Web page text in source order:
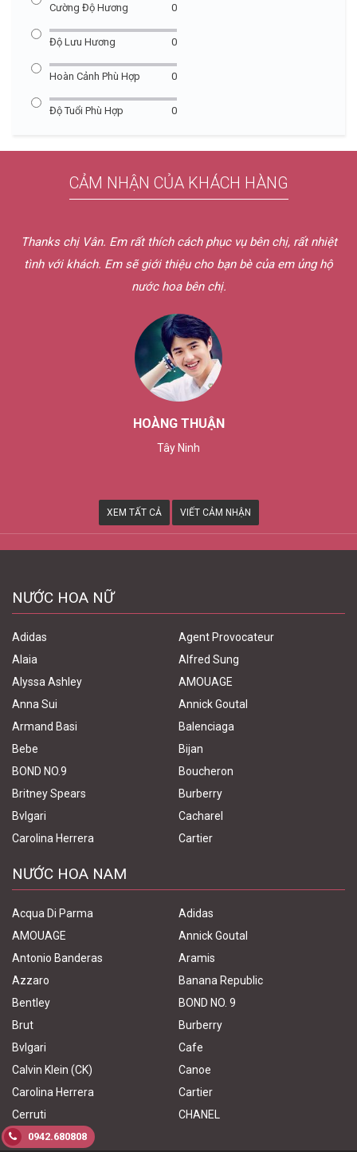
Cường Độ Hương 0
Độ Lưu Hương 0
Hoàn Cảnh Phù Hợp 0
Độ Tuổi Phù Hợp 0
CẢM NHẬN CỦA KHÁCH HÀNG
Thanks chị Vân. Em rất thích cách phục vụ bên chị, rất nhiệt
tình với khách. Em sẽ giới thiệu cho bạn bè của em ủng hộ
nước hoa bên chị.
HOÀNG THUẬN
Tây Ninh
XEM TẤT CẢ VIẾT CẢM NHẬN
NƯỚC HOA NỮ
Adidas
Agent Provocateur
Alaia
Alfred Sung
Alyssa Ashley
AMOUAGE
Anna Sui
Annick Goutal
Armand Basi
Balenciaga
Bebe
Bijan
BOND NO.9
Boucheron
Britney Spears
Burberry
Bvlgari
Cacharel
Carolina Herrera
Cartier
NƯỚC HOA NAM
Acqua Di Parma
Adidas
AMOUAGE
Annick Goutal
Antonio Banderas
Aramis
Azzaro
Banana Republic
Bentley
BOND NO. 9
Brut
Burberry
Bvlgari
Cafe
Calvin Klein (CK)
Canoe
Carolina Herrera
Cartier
Cerruti
CHANEL
0942.680808